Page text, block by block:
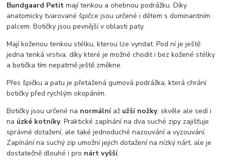
Bundgaard Petitmají tenkou a ohebnou podrážku. Díky
anatomicky tvarované špičce jsou určené i dětem s dominantním
palcem. Botičky jsou pevnější v oblasti paty.
Mají koženou tenkou stélku, kterou lze vyndat. Pod ní je ještě
jedna tenká vrstva, díky které je možné chodit i bez kožené stélky
a botička tím nepatrně ještě změkne.
Přes špičku a patu je přetažená gumová podrážka, která chrání
botičky před rychlým okopáním.
Botičky jsou určené na normálníaž užší nožky, skvěle ale sedí i
na úzké kotníky. Praktické zapínání na dva suché zipy zajišťuje
správné dotažení, ale také jednoduché nazouvání a vyzouvání.
Zapínání na suchý zip umožní jejich dotažení na nízký nárt, ale je
dostatečně dlouhé i pro nárt vyšší.